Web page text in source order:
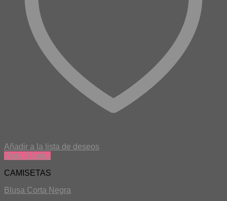
Añadir a la lista de deseos
Vista Rápida
CAMISETAS
Blusa Corta Negra